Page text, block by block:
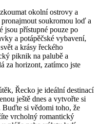
okolní ostrovy a
soukromou loď a
jsou přístupné pouze po
a potápěčské vybavení,
a krásy řeckého
piknik na palubě a
za horizont, zatímco jste
Řecko je ideální destinací
ještě dnes a vytvořte si
si vědomi toho, že
vrcholný romantický